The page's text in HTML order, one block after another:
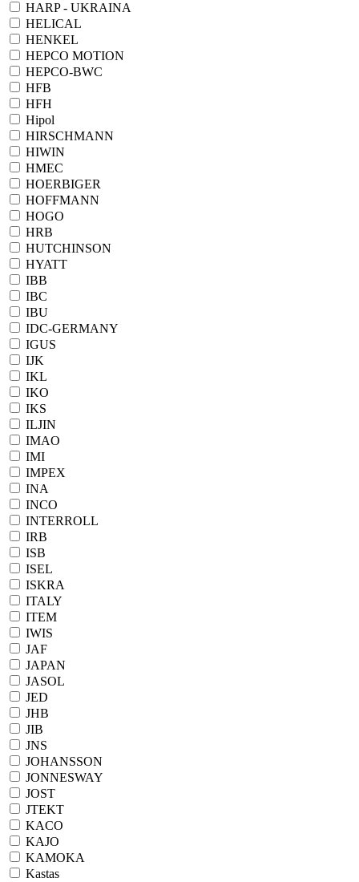
HARP - UKRAINA
HELICAL
HENKEL
HEPCO MOTION
HEPCO-BWC
HFB
HFH
Hipol
HIRSCHMANN
HIWIN
HMEC
HOERBIGER
HOFFMANN
HOGO
HRB
HUTCHINSON
HYATT
IBB
IBC
IBU
IDC-GERMANY
IGUS
IJK
IKL
IKO
IKS
ILJIN
IMAO
IMI
IMPEX
INA
INCO
INTERROLL
IRB
ISB
ISEL
ISKRA
ITALY
ITEM
IWIS
JAF
JAPAN
JASOL
JED
JHB
JIB
JNS
JOHANSSON
JONNESWAY
JOST
JTEKT
KACO
KAJO
KAMOKA
Kastas